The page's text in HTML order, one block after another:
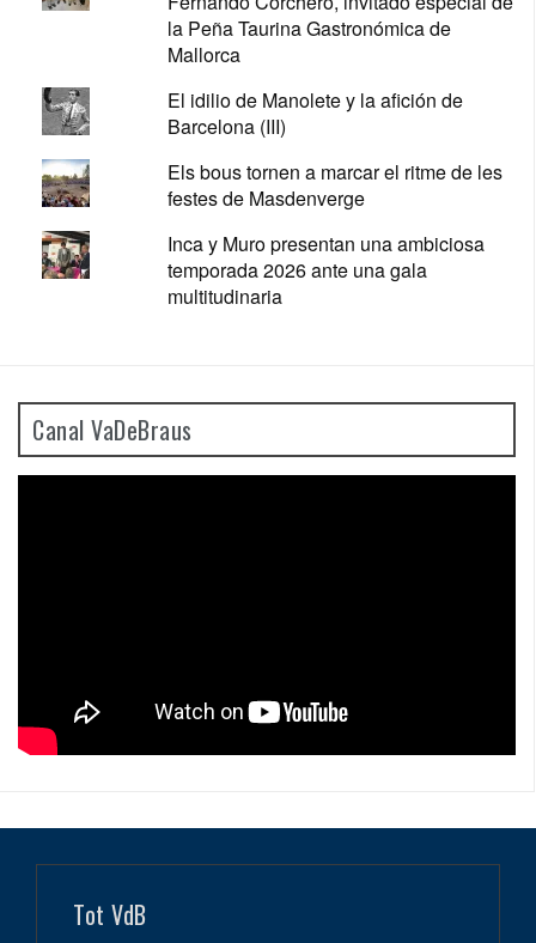
la Peña Taurina Gastronómica de
Mallorca
El idilio de Manolete y la afición de
Barcelona (III)
Els bous tornen a marcar el ritme de les
festes de Masdenverge
Inca y Muro presentan una ambiciosa
temporada 2026 ante una gala
multitudinaria
Canal VaDeBraus
Tot VdB